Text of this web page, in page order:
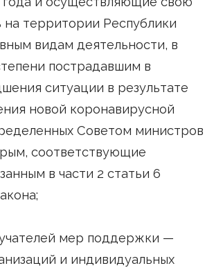
на территории Республики
видам деятельности, в
пострадавшим в
ситуации в результате
новой коронавирусной
Советом министров
соответствующие
в части 2 статьи 6
мер поддержки —
и индивидуальных